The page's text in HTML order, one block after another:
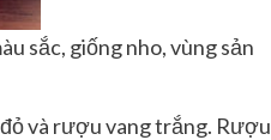
sắc, giống nho, vùng sản
và rượu vang trắng. Rượu